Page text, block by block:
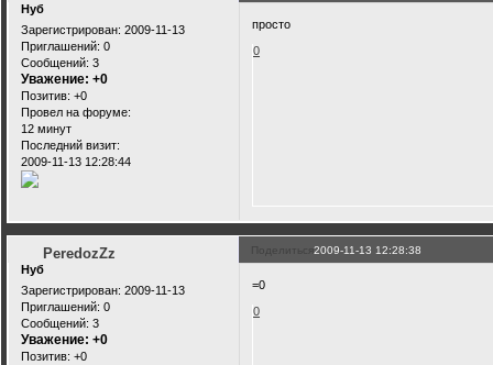
Нуб
Зарегистрирован: 2009-11-13
Приглашений: 0
Сообщений: 3
Уважение: +0
Позитив: +0
Провел на форуме:
12 минут
Последний визит:
2009-11-13 12:28:44
просто
0
Поделиться2009-11-13 12:28:38
PeredozZz
Нуб
Зарегистрирован: 2009-11-13
Приглашений: 0
Сообщений: 3
Уважение: +0
Позитив: +0
=0
0